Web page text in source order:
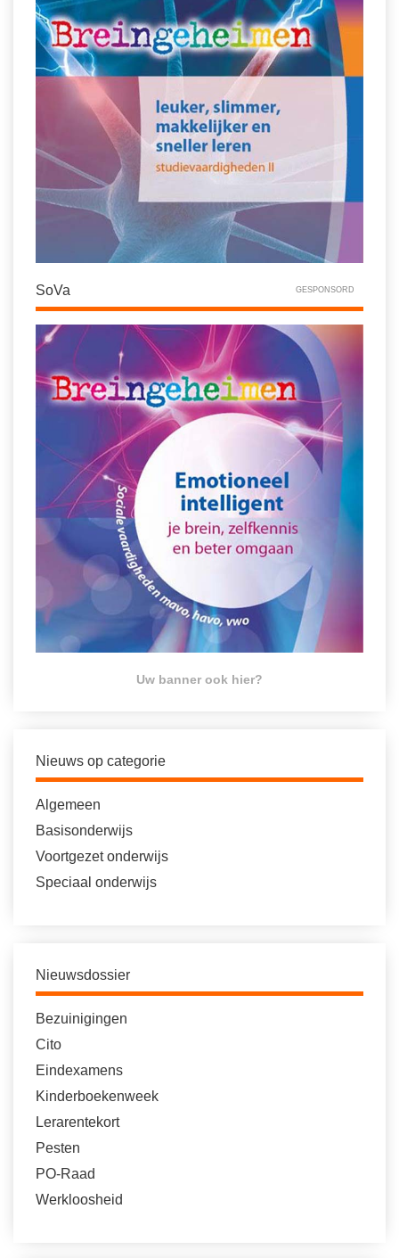
SoVa GESPONSORD
Uw banner ook hier?
Nieuws op categorie
Algemeen
Basisonderwijs
Voortgezet onderwijs
Speciaal onderwijs
Nieuwsdossier
Bezuinigingen
Cito
Eindexamens
Kinderboekenweek
Lerarentekort
Pesten
PO-Raad
Werkloosheid